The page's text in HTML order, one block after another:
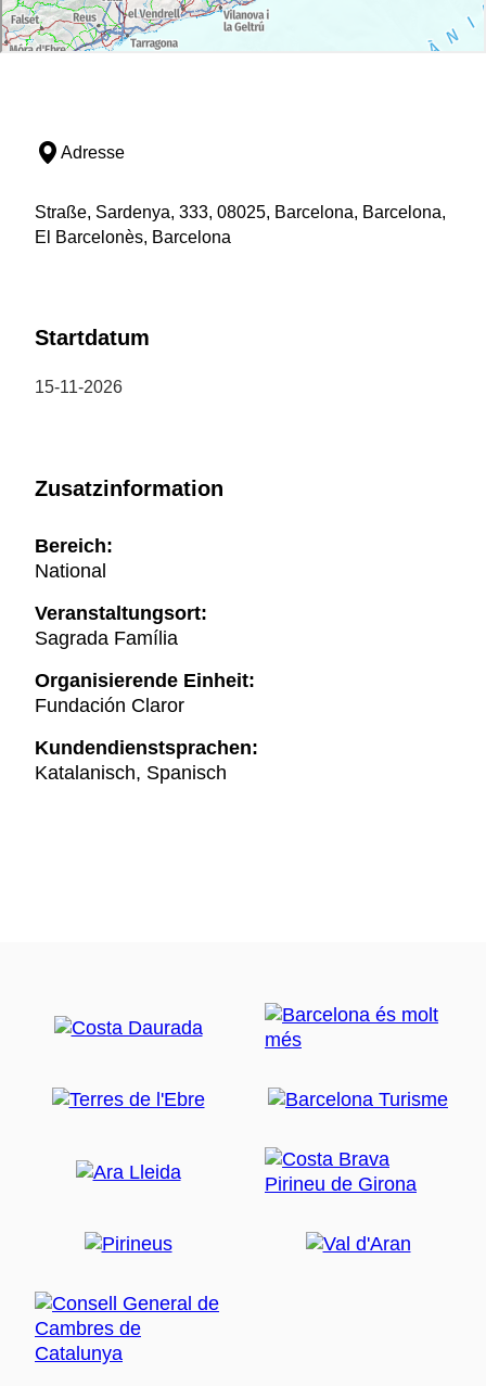
Adresse
Straße, Sardenya, 333, 08025, Barcelona, Barcelona,
El Barcelonès, Barcelona
Startdatum
15-11-2026
Zusatzinformation
Bereich:
National
Veranstaltungsort:
Sagrada Família
Organisierende Einheit:
Fundación Claror
Kundendienstsprachen:
Katalanisch, Spanisch